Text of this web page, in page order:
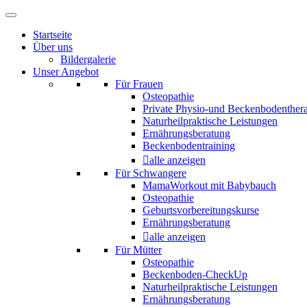
Startseite
Über uns
Bildergalerie
Unser Angebot
Für Frauen
Osteopathie
Private Physio-und
Naturheilpraktische Leistungen
Ernährungsberatung
Beckenbodentraining
alle anzeigen
Für Schwangere
MamaWorkout mit Babybauch
Osteopathie
Geburtsvorbereitungskurse
Ernährungsberatung
alle anzeigen
Für Mütter
Osteopathie
Beckenboden-CheckUp
Naturheilpraktische Leistungen
Ernährungsberatung